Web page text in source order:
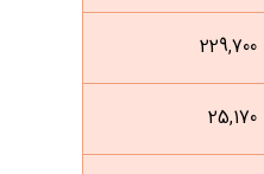
229,700
25,170